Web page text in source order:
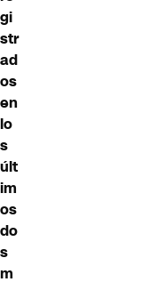
gi
str
ad
os
en
lo
s
últ
im
os
do
s
m